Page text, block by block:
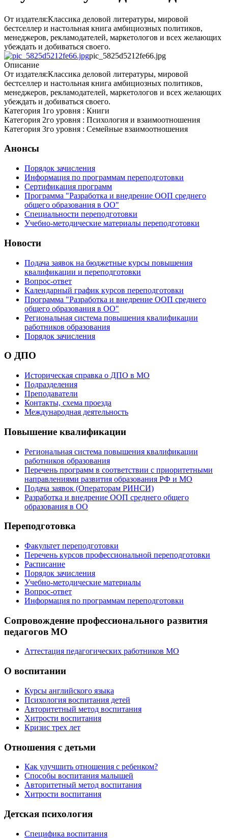
От издателя:Классика деловой литературы, мировой
бестселлер и настольная книга амбициозных политиков,
менеджеров, рекламодателей, маркетологов и всех желающих
убеждать и добиваться своего.
pic_5825d5212fe66.jpg
Описание
От издателя:Классика деловой литературы, мировой
бестселлер и настольная книга амбициозных политиков,
менеджеров, рекламодателей, маркетологов и всех желающих
убеждать и добиваться своего.
Категория 1го уровня : Книги
Категория 2го уровня : Психология и взаимоотношения
Категория 3го уровня : Семейные взаимоотношения
Анонсы
Порядок зачисления
Информация по программам переподготовки
Сертификация программ
Программа "Разработка и внедрение ООП среднего
общего образования в ОО"
Специальности переподготовки
Учебно-методические материалы переподготовки
Новости
Подача заявок на бюджетные курсы повышения
квалификации и переподготовки
Вопрос-ответ
Календарный график курсов переподготовки
Программа "Разработка и внедрение ООП среднего
общего образования в ОО"
Региональная система повышения квалификации
работников образования
Порядок зачисления
О ДПО
Историческая справка о ДПО в МО
Подразделения
Преподаватели
Контакты, схема проезда
Международная деятельность
Повышение квалификации
Региональная система повышения квалификации
работников образования
Перечень программ в соответствии с приоритетными
направлениями развития образования РФ и МО
Подача заявок (Операторам РИНСИ)
Разработка и внедрение ООП среднего общего
образования в ОО
Переподготовка
Факультет переподготовки
Перечень курсов профессиональной переподготовки
Расписание
Порядок зачисления
Учебно-методические материалы
Вопрос-ответ
Информация по программам переподготовки
Сопровождение профессионального развития
педагогов МО
Аттестация педагогических работников МО
О воспитании
Курсы английского языка
Психология воспитания детей
Авторитетный метод воспитания
Хитрости воспитания
Кризис трех лет
Отношения с детьми
Как улучшить отношения с ребенком?
Способы воспитания малышей
Авторитетный метод воспитания
Хитрости воспитания
Детская психология
Специфика воспитания